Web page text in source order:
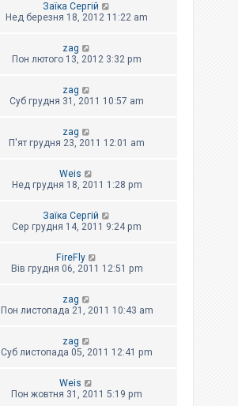
Заїка Сергій
Нед березня 18, 2012 11:22 am
zag
Пон лютого 13, 2012 3:32 pm
zag
Суб грудня 31, 2011 10:57 am
zag
П'ят грудня 23, 2011 12:01 am
Weis
Нед грудня 18, 2011 1:28 pm
Заїка Сергій
Сер грудня 14, 2011 9:24 pm
FireFly
Вів грудня 06, 2011 12:51 pm
zag
Пон листопада 21, 2011 10:43 am
zag
Суб листопада 05, 2011 12:41 pm
Weis
Пон жовтня 31, 2011 5:19 pm